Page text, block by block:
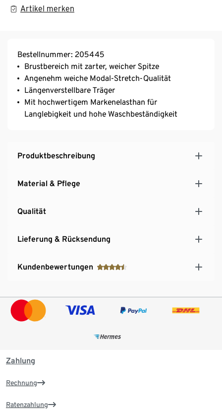
Artikel merken
Bestellnummer: 205445
Brustbereich mit zarter, weicher Spitze
Angenehm weiche Modal-Stretch-Qualität
Längenverstellbare Träger
Mit hochwertigem Markenelasthan für
Langlebigkeit und hohe Waschbeständigkeit
Produktbeschreibung
Material & Pflege
Qualität
Lieferung & Rücksendung
Kundenbewertungen
Zahlung
Rechnung
Ratenzahlung